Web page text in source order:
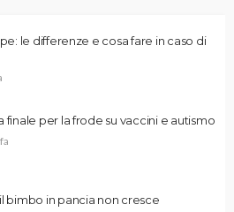
le differenze e cosa fare in caso di
finale per la frode su vaccini e autismo
bimbo in pancia non cresce